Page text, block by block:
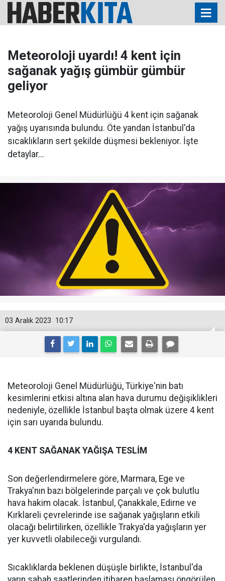
Meteoroloji uyardı! 4 kent için
sağanak yağış gümbür gümbür
geliyor
Meteoroloji Genel Müdürlüğü 4 kent için sağanak
yağış uyarısında bulundu. Öte yandan İstanbul'da
sıcaklıkların sert şekilde düşmesi bekleniyor. İşte
detaylar...
10:17
03 Aralık 2023
Meteoroloji Genel Müdürlüğü, Türkiye'nin batı
kesimlerini etkisi altına alan hava durumu değişiklikleri
nedeniyle, özellikle İstanbul başta olmak üzere 4 kent
için sarı uyarıda bulundu.
4 KENT SAĞANAK YAĞIŞA TESLİM
Son değerlendirmelere göre, Marmara, Ege ve
Trakya'nın bazı bölgelerinde parçalı ve çok bulutlu
hava hakim olacak. İstanbul, Çanakkale, Edirne ve
Kırklareli çevrelerinde ise sağanak yağışların etkili
olacağı belirtilirken, özellikle Trakya'da yağışların yer
yer kuvvetli olabileceği vurgulandı.
Sıcaklıklarda beklenen düşüşle birlikte, İstanbul'da